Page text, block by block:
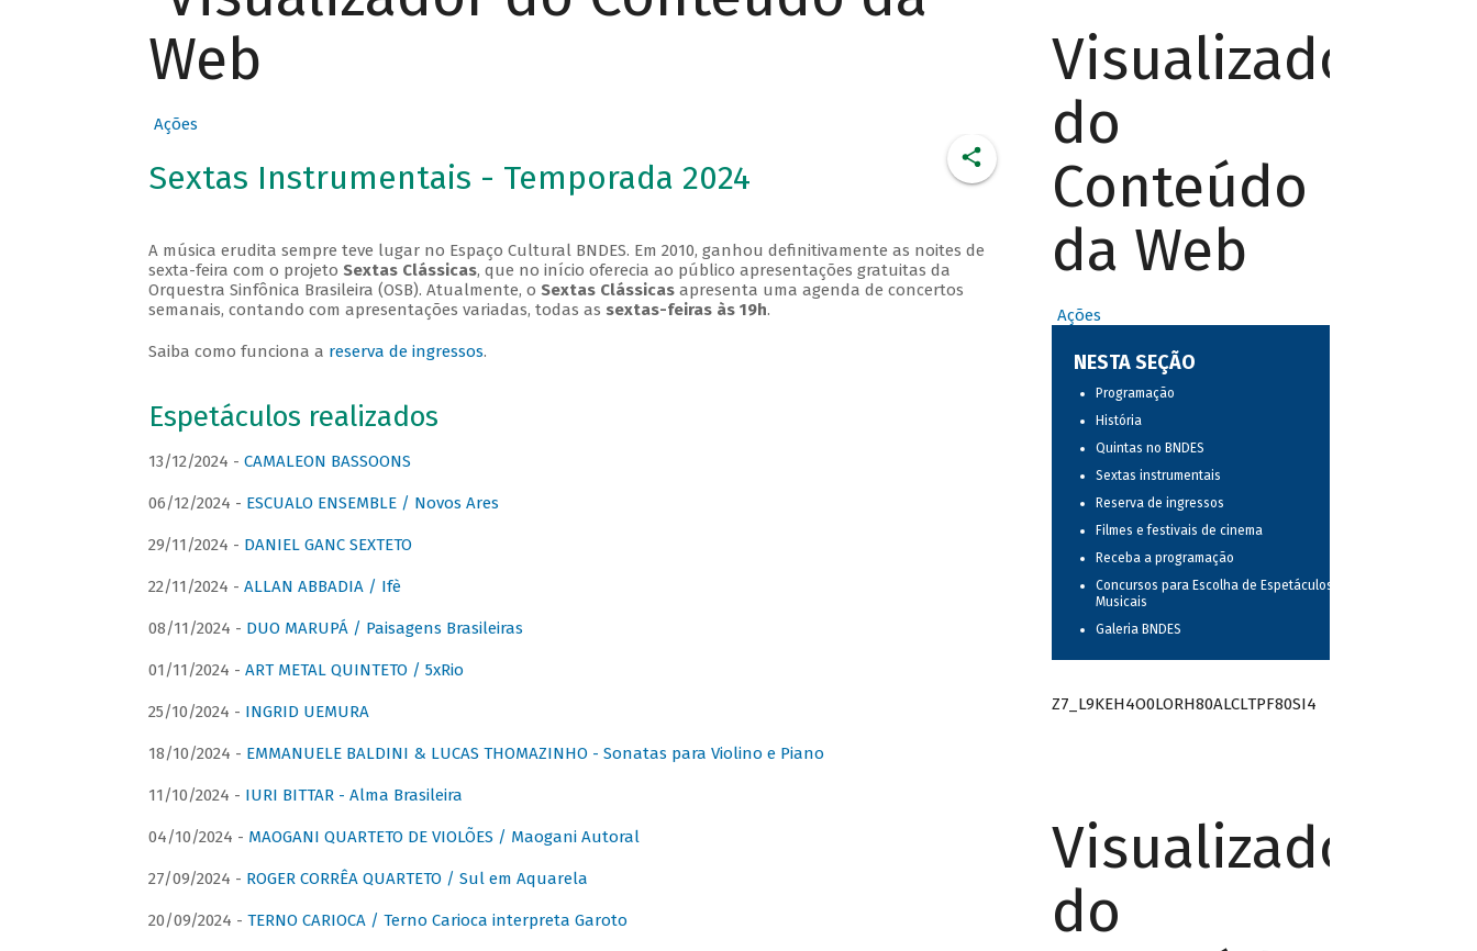
Web
Ações
Sextas Instrumentais - Temporada 2024
A música erudita sempre teve lugar no Espaço Cultural BNDES. Em 2010, ganhou definitivamente as noites de
sexta-feira com o projeto Sextas Clássicas, que no início oferecia ao público apresentações gratuitas da
Orquestra Sinfônica Brasileira (OSB). Atualmente, o Sextas Clássicasapresenta uma agenda de concertos
semanais, contando com apresentações variadas, todas as sextas-feiras às 19h.
Saiba como funciona a reserva de ingressos.
Espetáculos realizados
13/12/2024 - CAMALEON BASSOONS
06/12/2024 - ESCUALO ENSEMBLE / Novos Ares
29/11/2024 - DANIEL GANC SEXTETO
22/11/2024 - ALLAN ABBADIA / Ifè
08/11/2024 - DUO MARUPÁ / Paisagens Brasileiras
01/11/2024 - ART METAL QUINTETO / 5xRio
25/10/2024 - INGRID UEMURA
18/10/2024 - EMMANUELE BALDINI & LUCAS THOMAZINHO - Sonatas para Violino e Piano
11/10/2024 - IURI BITTAR - Alma Brasileira
04/10/2024 - MAOGANI QUARTETO DE VIOLÕES / Maogani Autoral
27/09/2024 - ROGER CORRÊA QUARTETO / Sul em Aquarela
20/09/2024 - TERNO CARIOCA / Terno Carioca interpreta Garoto
Visualizador
do
Conteúdo
da Web
Ações
NESTA SEÇÃO
Programação
História
Quintas no BNDES
Sextas instrumentais
Reserva de ingressos
Filmes e festivais de cinema
Receba a programação
Concursos para Escolha de Espetáculos
Musicais
Galeria BNDES
Z7_L9KEH4O0LORH80ALCLTPF80SI4
Visualizador
do